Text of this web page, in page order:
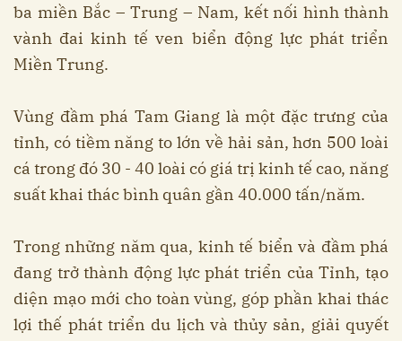
ba miền Bắc – Trung – Nam, kết nối hình thành
vành đai kinh tế ven biển động lực phát triển
Miền Trung.
Vùng đầm phá Tam Giang là một đặc trưng của
tỉnh, có tiềm năng to lớn về hải sản, hơn 500 loài
cá trong đó 30 - 40 loài có giá trị kinh tế cao, năng
suất khai thác bình quân gần 40.000 tấn/năm.
Trong những năm qua, kinh tế biển và đầm phá
đang trở thành động lực phát triển của Tỉnh, tạo
diện mạo mới cho toàn vùng, góp phần khai thác
lợi thế phát triển du lịch và thủy sản, giải quyết